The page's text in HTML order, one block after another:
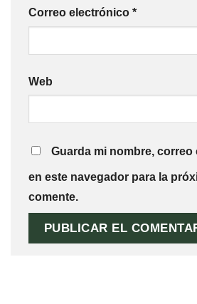
Correo electrónico *
Web
Guarda mi nombre, correo
en este navegador para la
comente.